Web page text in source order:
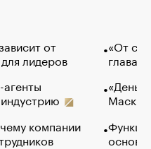
от
лидеров
компании
«От
глава
Маск в
основ